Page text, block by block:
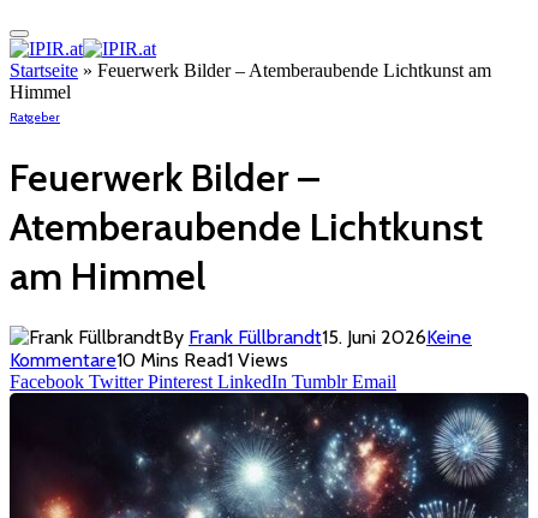
Startseite » Feuerwerk Bilder – Atemberaubende Lichtkunst am
Himmel
Ratgeber
Feuerwerk Bilder –
Atemberaubende Lichtkunst
am Himmel
By Frank Füllbrandt15. Juni 2026Keine
Kommentare10 Mins Read1 Views
Facebook Twitter Pinterest LinkedIn Tumblr Email